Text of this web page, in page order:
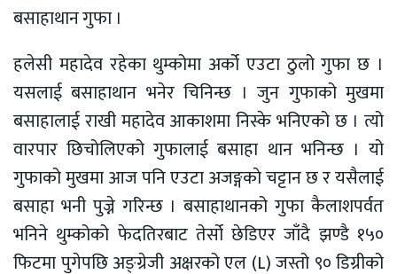
बसाहाथान गुफा ।
हलेसी महादेव रहेका थुम्कोमा अर्को एउटा ठुलो गुफा छ ।
यसलाई बसाहाथान भनेर चिनिन्छ । जुन गुफाको मुखमा
बसाहालाई राखी महादेव आकाशमा निस्के भनिएको छ । त्यो
वारपार छिचोलिएको गुफालाई बसाहा थान भनिन्छ । यो
गुफाको मुखमा आज पनि एउटा अजङ्गकाे चट्टान छ र यसैलाई
बसाहा भनी पुज्ने गरिन्छ । बसाहाथानको गुफा कैलाशपर्वत
भनिने थुम्कोको फेदतिरबाट तेर्सो छेडिएर जाँदै झण्डै १५०
फिटमा पुगेपछि अङ्ग्रेजी अक्षरको एल (L) जस्तो ९० डिग्रीको